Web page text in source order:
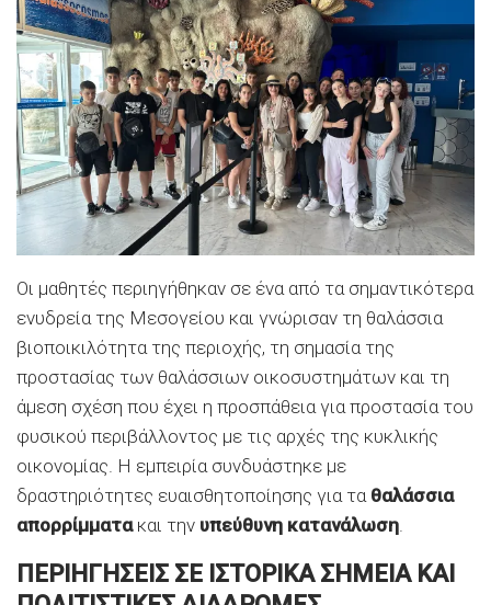
Οι μαθητές περιηγήθηκαν σε ένα από τα σημαντικότερα
ενυδρεία της Μεσογείου και γνώρισαν τη θαλάσσια
βιοποικιλότητα της περιοχής, τη σημασία της
προστασίας των θαλάσσιων οικοσυστημάτων και τη
άμεση σχέση που έχει η προσπάθεια για προστασία του
φυσικού περιβάλλοντος με τις αρχές της κυκλικής
οικονομίας. Η εμπειρία συνδυάστηκε με
δραστηριότητες ευαισθητοποίησης για τα θαλάσσια
απορρίμματακαι την υπεύθυνη κατανάλωση
ΠΕΡΙΗΓΗΣΕΙΣ ΣΕ ΙΣΤΟΡΙΚΑ ΣΗΜΕΙΑ ΚΑΙ